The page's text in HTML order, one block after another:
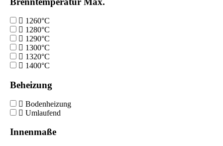
1260°C
1280°C
1290°C
1300°C
1320°C
1400°C
Beheizung
Bodenheizung
Umlaufend
Innenmaße